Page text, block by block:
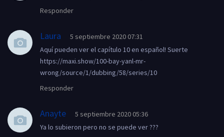
Responder
Laura
5 septiembre 2020 07:31
Aquí pueden ver el capítulo 10 en español! Suerte
https://maxi.show/100-bay-yanl-mr-
wrong/source/1/dubbing/58/series/10
Responder
Anayte
5 septiembre 2020 05:36
Ya lo subieron pero no se puede ver ???